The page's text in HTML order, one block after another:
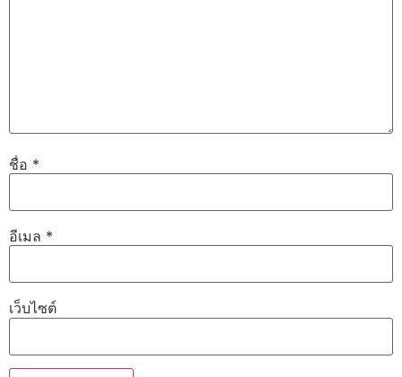
ชื่อ *
อีเมล *
เว็บไซต์